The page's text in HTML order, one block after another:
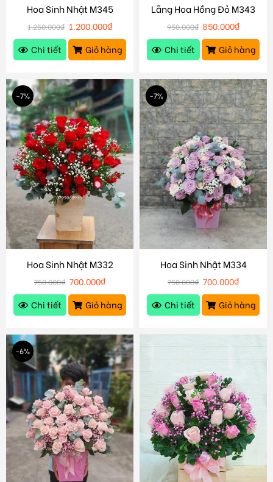
Hoa Sinh Nhật M345
1.250.000₫ 1.200.000₫
Chi tiết
Giỏ hàng
Lẵng Hoa Hồng Đỏ M343
950.000₫ 850.000₫
Chi tiết
Giỏ hàng
-7%
Hoa Sinh Nhật M332
750.000₫ 700.000₫
Chi tiết
Giỏ hàng
-7%
Hoa Sinh Nhật M334
750.000₫ 700.000₫
Chi tiết
Giỏ hàng
-6%